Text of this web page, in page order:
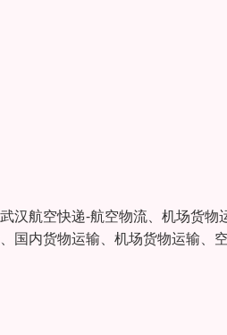
航空快递-航空物流、机场货物
国内货物运输、机场货物运输、